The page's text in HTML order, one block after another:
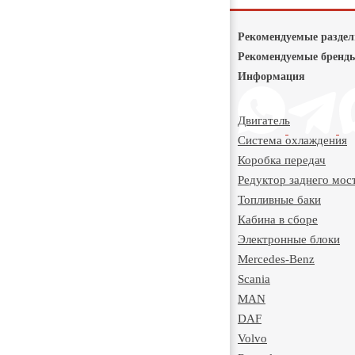
Рекомендуемые
Рекомендуемые
Информация
Двигатель
Система охлаждения
Коробка передач
Редуктор заднего
Топливные баки
Кабина в сборе
Электронные блоки
Mercedes-Benz
Scania
MAN
DAF
Volvo